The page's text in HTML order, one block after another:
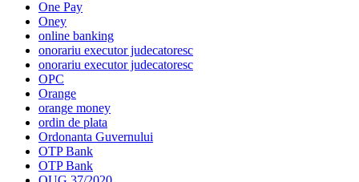
One Pay
Oney
online banking
onorariu executor judecatoresc
onorariu executor judecatoresc
OPC
Orange
orange money
ordin de plata
Ordonanta Guvernului
OTP Bank
OTP Bank